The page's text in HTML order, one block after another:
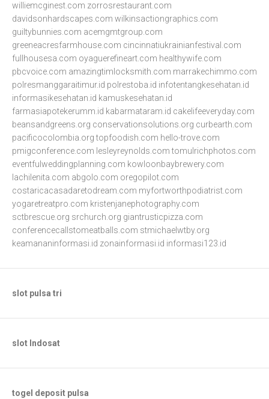
williemcginest.com zorrosrestaurant.com
davidsonhardscapes.com wilkinsactiongraphics.com
guiltybunnies.com acemgmtgroup.com
greeneacresfarmhouse.com cincinnatiukrainianfestival.com
fullhousesa.com oyaguerefineart.com healthywife.com
pbcvoice.com amazingtimlocksmith.com marrakechimmo.com
polresmanggaraitimur.id polrestoba.id infotentangkesehatan.id
informasikesehatan.id kamuskesehatan.id
farmasiapotekerumm.id kabarmataram.id cakelifeeveryday.com
beansandgreens.org conservationsolutions.org curbearth.com
pacificocolombia.org topfoodish.com hello-trove.com
pmigconference.com lesleyreynolds.com tomulrichphotos.com
eventfulweddingplanning.com kowloonbaybrewery.com
lachilenita.com abgolo.com oregopilot.com
costaricacasadaretodream.com myfortworthpodiatrist.com
yogaretreatpro.com kristenjanephotography.com
sctbrescue.org srchurch.org giantrusticpizza.com
conferencecallstomeatballs.com stmichaelwtby.org
keamananinformasi.id zonainformasi.id informasi123.id
slot pulsa tri
slot Indosat
togel deposit pulsa